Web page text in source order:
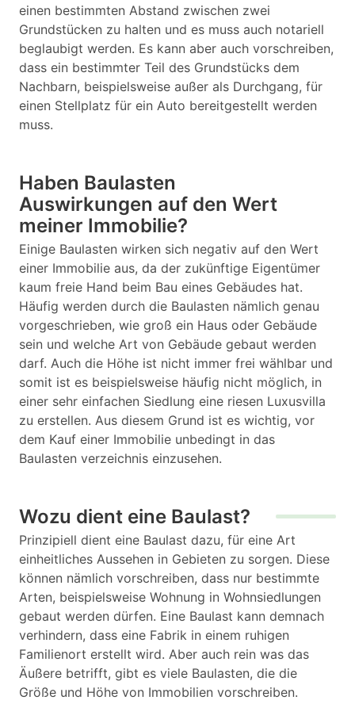
einen bestimmten Abstand zwischen zwei
Grundstücken zu halten und es muss auch notariell
beglaubigt werden. Es kann aber auch vorschreiben,
dass ein bestimmter Teil des Grundstücks dem
Nachbarn, beispielsweise außer als Durchgang, für
einen Stellplatz für ein Auto bereitgestellt werden
muss.
Haben Baulasten
Auswirkungen auf den Wert
meiner Immobilie?
Einige Baulasten wirken sich negativ auf den Wert
einer Immobilie aus, da der zukünftige Eigentümer
kaum freie Hand beim Bau eines Gebäudes hat.
Häufig werden durch die Baulasten nämlich genau
vorgeschrieben, wie groß ein Haus oder Gebäude
sein und welche Art von Gebäude gebaut werden
darf. Auch die Höhe ist nicht immer frei wählbar und
somit ist es beispielsweise häufig nicht möglich, in
einer sehr einfachen Siedlung eine riesen Luxusvilla
zu erstellen. Aus diesem Grund ist es wichtig, vor
dem Kauf einer Immobilie unbedingt in das
Baulasten verzeichnis einzusehen.
Wozu dient eine Baulast?
Prinzipiell dient eine Baulast dazu, für eine Art
einheitliches Aussehen in Gebieten zu sorgen. Diese
können nämlich vorschreiben, dass nur bestimmte
Arten, beispielsweise Wohnung in Wohnsiedlungen
gebaut werden dürfen. Eine Baulast kann demnach
verhindern, dass eine Fabrik in einem ruhigen
Familienort erstellt wird. Aber auch rein was das
Äußere betrifft, gibt es viele Baulasten, die die
Größe und Höhe von Immobilien vorschreiben.